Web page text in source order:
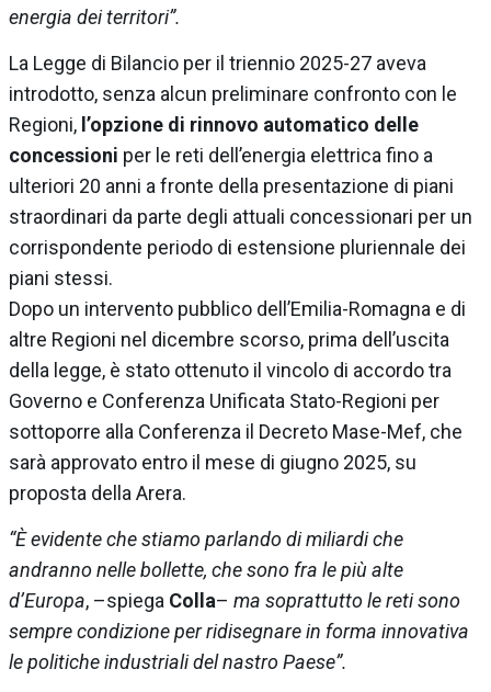
energia dei territori”.
La Legge di Bilancio per il triennio 2025-27 aveva
introdotto, senza alcun preliminare confronto con le
Regioni, l’opzione di rinnovo automatico delle
concessioni per le reti dell’energia elettrica fino a
ulteriori 20 anni a fronte della presentazione di piani
straordinari da parte degli attuali concessionari per un
corrispondente periodo di estensione pluriennale dei
piani stessi.
Dopo un intervento pubblico dell’Emilia-Romagna e di
altre Regioni nel dicembre scorso, prima dell’uscita
della legge, è stato ottenuto il vincolo di accordo tra
Governo e Conferenza Unificata Stato-Regioni per
sottoporre alla Conferenza il Decreto Mase-Mef, che
sarà approvato entro il mese di giugno 2025, su
proposta della Arera.
“È evidente che stiamo parlando di miliardi che
andranno nelle bollette, che sono fra le più alte
d’Europa, –spiega Colla– ma soprattutto le reti sono
sempre condizione per ridisegnare in forma innovativa
le politiche industriali del nastro Paese”.